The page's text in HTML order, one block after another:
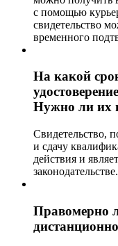
с помощью
свидетельство
временного
На какой
Нужно ли их
Свидетельство,
и сдачу
действия и
законодательстве.
Правомерно